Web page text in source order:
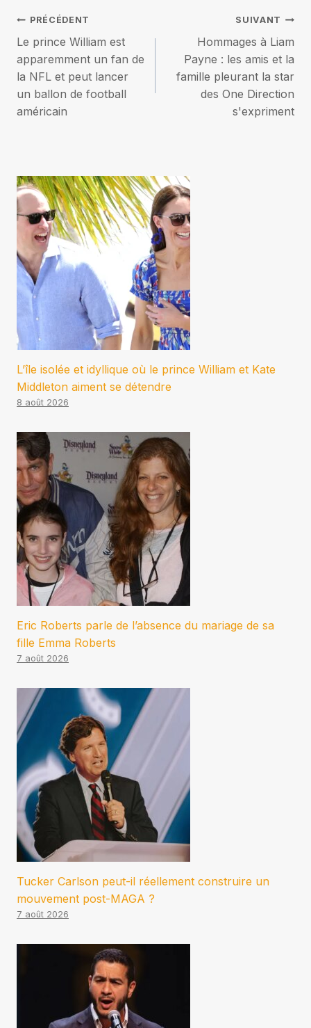
Navigation
de
l’article
PRÉCÉDENT
Le prince William est
apparemment un fan de
la NFL et peut lancer
un ballon de football
américain
SUIVANT
Hommages à Liam
Payne : les amis et la
famille pleurant la star
des One Direction
s'expriment
L’île isolée et idyllique où le prince William et Kate
Middleton aiment se détendre
8 août 2026
Eric Roberts parle de l’absence du mariage de sa
fille Emma Roberts
7 août 2026
Tucker Carlson peut-il réellement construire un
mouvement post-MAGA ?
7 août 2026